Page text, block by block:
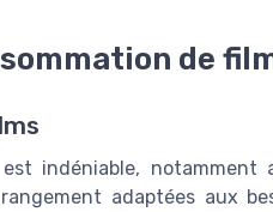
de
indéniable, notamment
adaptées aux